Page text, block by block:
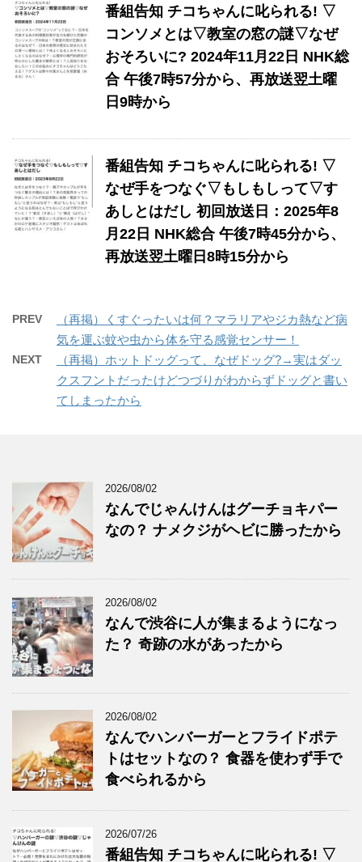
番組告知 チコちゃんに叱られる! ▽
コンソメとは▽教室の窓の謎▽なぜ
おそろいに? 2024年11月22日 NHK総
合 午後7時57分から、再放送翌土曜
日9時から
番組告知 チコちゃんに叱られる! ▽
なぜ手をつなぐ▽もしもしって▽す
あしとはだし 初回放送日：2025年8
月22日 NHK総合 午後7時45分から、
再放送翌土曜日8時15分から
PREV
（再掲）くすぐったいは何？マラリアやジカ熱など病
気を運ぶ蚊や虫から体を守る感覚センサー！
NEXT
（再掲）ホットドッグって、なぜドッグ?→実はダッ
クスフントだったけどつづりがわからずドッグと書い
てしまったから
2026/08/02
なんでじゃんけんはグーチョキパー
なの？ ナメクジがヘビに勝ったから
2026/08/02
なんで渋谷に人が集まるようになっ
た？ 奇跡の水があったから
2026/08/02
なんでハンバーガーとフライドポテ
トはセットなの？ 食器を使わず手で
食べられるから
2026/07/26
番組告知 チコちゃんに叱られる! ▽